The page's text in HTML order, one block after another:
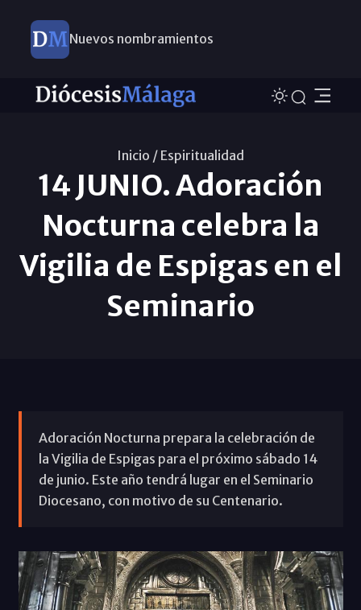
Nuevos nombramientos
Inicio / Espiritualidad
14 JUNIO. Adoración
Nocturna celebra la
Vigilia de Espigas en el
Seminario
Adoración Nocturna prepara la celebración de
la Vigilia de Espigas para el próximo sábado 14
de junio. Este año tendrá lugar en el Seminario
Diocesano, con motivo de su Centenario.